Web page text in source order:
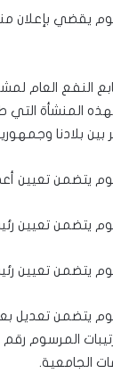
يقضي بإعلان
النفع العام
المنشأة
بين بلادنا
يتضمن تعيين
يتضمن تعيين
يتضمن تعيين
الجامعية.